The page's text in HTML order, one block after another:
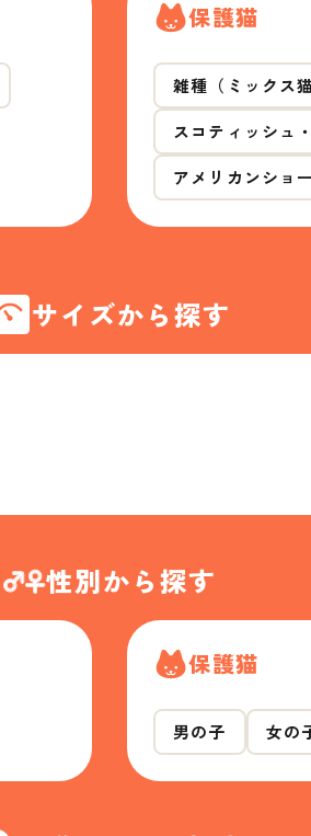
保護猫
雑種（ミックス猫
スコティッシュ
アメリカンショ
サイズから探す
性別から探す
保護猫
男の子 女の